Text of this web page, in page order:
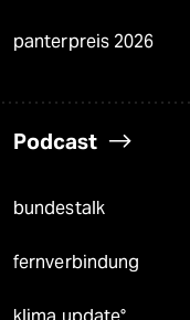
panterpreis 2026
Podcast
bundestalk
fernverbindung